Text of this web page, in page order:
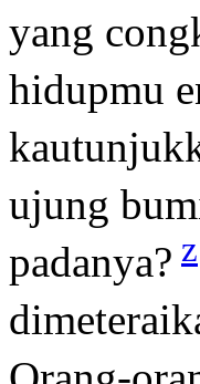
yang
hidupmu
ujung
padanya? z